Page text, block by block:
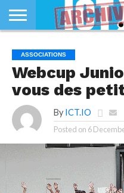
SECTEUR
TECH
LIFE
RUBRIQUES
ASSOCIATIONS
Webcup
vous des
By ICT.IO
Posted on 6